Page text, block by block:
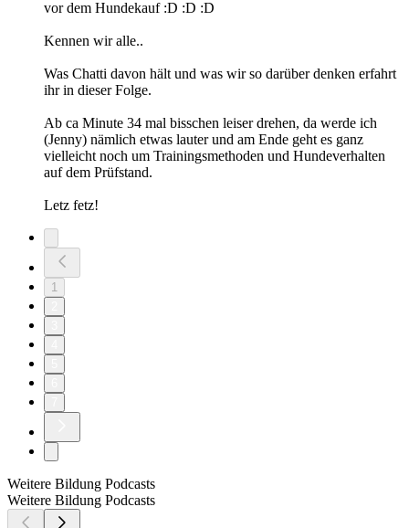
vor dem Hundekauf :D :D :D
Kennen wir alle..
Was Chatti davon hält und was wir so darüber denken erfahrt
ihr in dieser Folge.
Ab ca Minute 34 mal bisschen leiser drehen, da werde ich
(Jenny) nämlich etwas lauter und am Ende geht es ganz
vielleicht noch um Trainingsmethoden und Hundeverhalten
auf dem Prüfstand.
Letz fetz!
1
Weitere Bildung Podcasts
Weitere Bildung Podcasts